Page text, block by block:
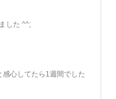
した ^^;
心してたら1週間でした